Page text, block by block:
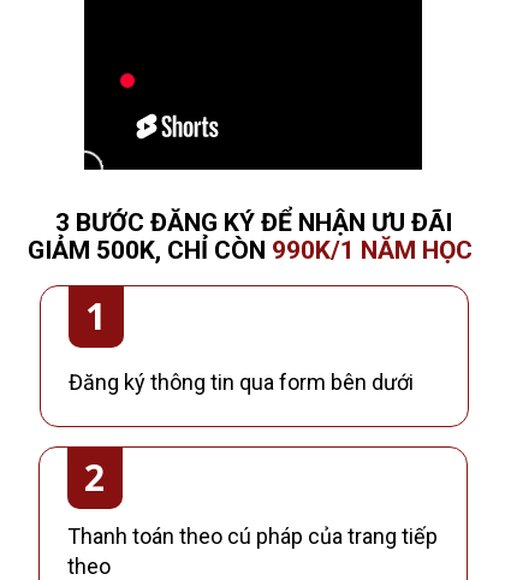
3 BƯỚC ĐĂNG KÝ ĐỂ NHẬN ƯU ĐÃI
GIẢM 500K, CHỈ CÒN 990K/1 NĂM HỌC
Đăng ký thông tin qua form bên dưới
1
2
Thanh toán theo cú pháp của trang tiếp
theo